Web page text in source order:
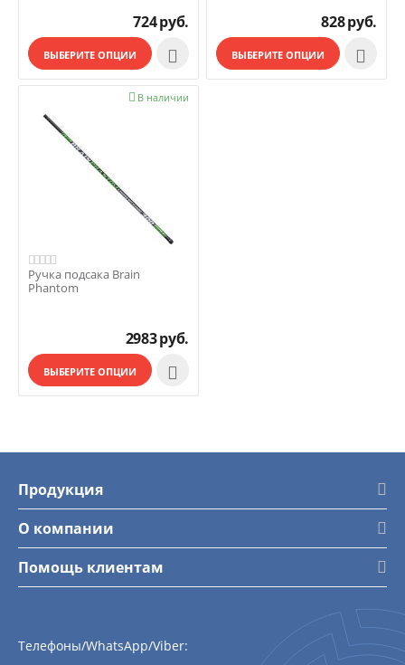
724руб.
ВЫБЕРИТЕ ОПЦИИ 
828руб.
ВЫБЕРИТЕ ОПЦИИ 
В наличии

Ручка подсака Brain
Phantom
2983руб.
ВЫБЕРИТЕ ОПЦИИ 
Продукция
О компании
Помощь клиентам
Телефоны/WhatsApp/Viber: